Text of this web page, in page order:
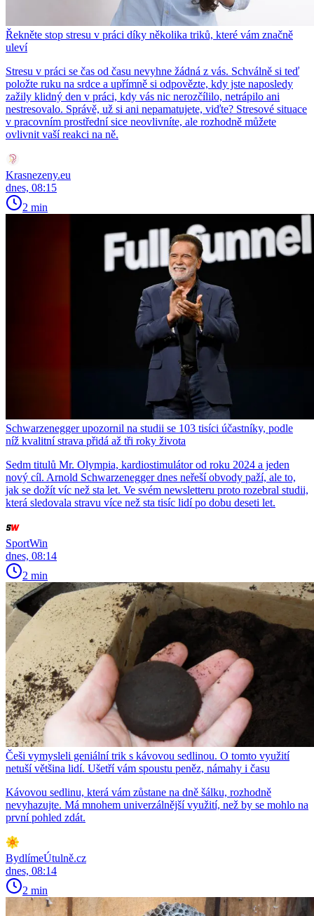
Řekněte stop stresu v práci díky několika triků, které vám značně
uleví
Stresu v práci se čas od času nevyhne žádná z vás. Schválně si teď
položte ruku na srdce a upřímně si odpovězte, kdy jste naposledy
zažily klidný den v práci, kdy vás nic nerozčílilo, netrápilo ani
nestresovalo. Správě, už si ani nepamatujete, viďte? Stresové situace
v pracovním prostřední sice neovlivníte, ale rozhodně můžete
ovlivnit vaší reakci na ně.
Krasnezeny.eu
dnes, 08:15
2 min
Schwarzenegger upozornil na studii se 103 tisíci účastníky, podle
níž kvalitní strava přidá až tři roky života
Sedm titulů Mr. Olympia, kardiostimulátor od roku 2024 a jeden
nový cíl. Arnold Schwarzenegger dnes neřeší obvody paží, ale to,
jak se dožít víc než sta let. Ve svém newsletteru proto rozebral studii,
která sledovala stravu více než sta tisíc lidí po dobu deseti let.
SportWin
dnes, 08:14
2 min
Češi vymysleli geniální trik s kávovou sedlinou. O tomto využití
netuší většina lidí. Ušetří vám spoustu peněz, námahy i času
Kávovou sedlinu, která vám zůstane na dně šálku, rozhodně
nevyhazujte. Má mnohem univerzálnější využití, než by se mohlo na
první pohled zdát.
BydlímeÚtulně.cz
dnes, 08:14
2 min